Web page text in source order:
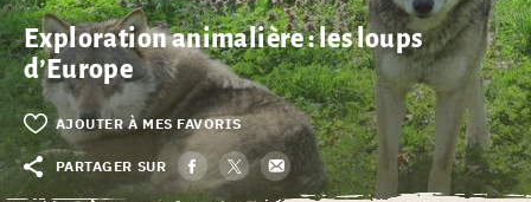
Exploration animalière : les loups
d’Europe
AJOUTER À MES FAVORIS
PARTAGER SUR